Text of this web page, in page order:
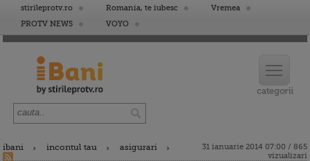
stirileprotv.ro Romania, te iubesc
Vremea
PROTV NEWS
VOYO
ibani incontul tau asigurari
31 ianuarie 2014 07:00 / 865
vizualizari